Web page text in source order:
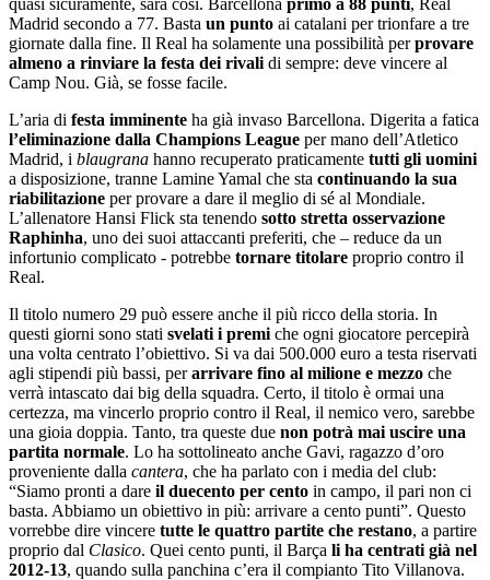
Madrid secondo a 77. Basta un punto ai catalani per trionfare a tre
giornate dalla fine. Il Real ha solamente una possibilità perprovare
almeno a rinviare la festa dei rivali di sempre: deve vincere al
Camp Nou. Già, se fosse facile.
L’aria di festa imminente ha già invaso Barcellona. Digerita a fatica
l’eliminazione dalla Champions League per mano dell’Atletico
Madrid, i blaugrana hanno recuperato praticamente tutti gli uomini
a disposizione, tranne Lamine Yamal che sta continuando la sua
riabilitazione per provare a dare il meglio di sé al Mondiale.
L’allenatore Hansi Flick sta tenendo sotto stretta osservazione
Raphinha, uno dei suoi attaccanti preferiti, che – reduce da un
infortunio complicato - potrebbe tornare titolare proprio contro il
Real.
Il titolo numero 29 può essere anche il più ricco della storia. In
questi giorni sono stati svelati i premi che ogni giocatore percepirà
una volta centrato l’obiettivo. Si va dai 500.000 euro a testa riservati
agli stipendi più bassi, perarrivare fino al milione e mezzo che
verrà intascato dai big della squadra. Certo, il titolo è ormai una
certezza, ma vincerlo proprio contro il Real, il nemico vero, sarebbe
una gioia doppia. Tanto, tra queste due non potrà mai uscire una
partita normale. Lo ha sottolineato anche Gavi, ragazzo d’oro
proveniente dalla cantera, che ha parlato con i media del club:
“Siamo pronti a dare il duecento per cento in campo, il pari non ci
basta. Abbiamo un obiettivo in più: arrivare a cento punti”. Questo
vorrebbe dire vincere tutte le quattro partite che restano, a partire
proprio dal Clasico. Quei cento punti, il Barça li ha centrati già nel
2012-13, quando sulla panchina c’era il compianto Tito Villanova.